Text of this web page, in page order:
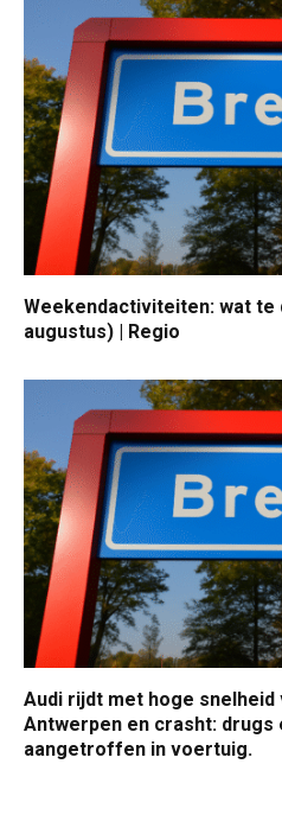
Weekendactiviteiten: wat te
augustus) | Regio
Audi rijdt met hoge snelheid
Antwerpen en crasht: drugs
aangetroffen in voertuig.